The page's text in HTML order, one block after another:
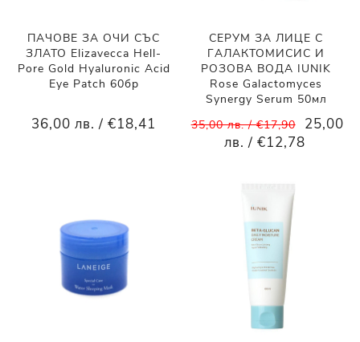
ПАЧОВЕ ЗА ОЧИ СЪС
ЗЛАТО Elizavecca Hell-
Pore Gold Hyaluronic Acid
Eye Patch 60бр
36,00 лв. / €18,41
СЕРУМ ЗА ЛИЦЕ С
ГАЛАКТОМИСИС И
РОЗОВА ВОДА IUNIK
Rose Galactomyces
Synergy Serum 50мл
35,00 лв. / €17,90
25,00
лв. / €12,78